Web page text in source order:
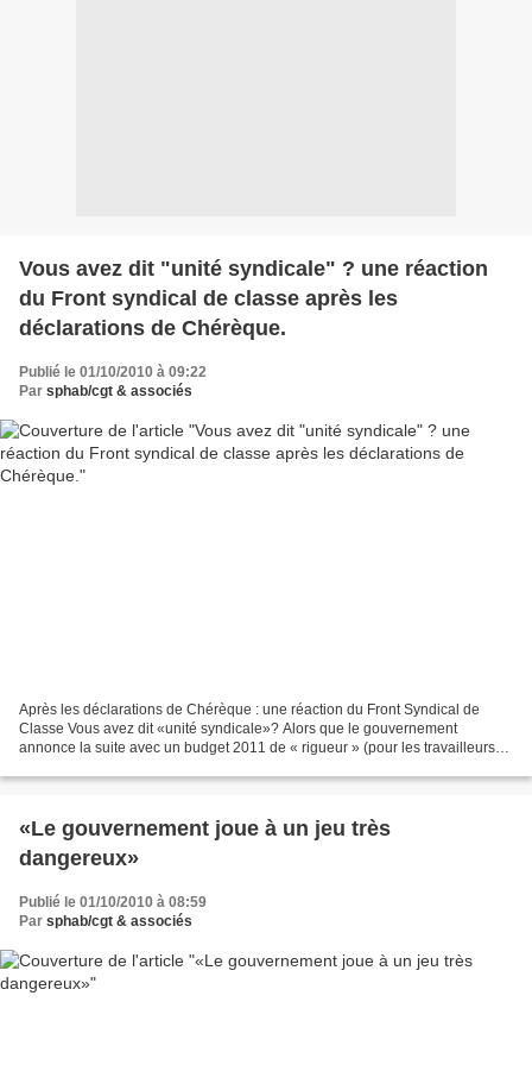
Vous avez dit "unité syndicale" ? une réaction
du Front syndical de classe après les
déclarations de Chérèque.
Publié le 01/10/2010 à 09:22
Par sphab/cgt & associés
Après les déclarations de Chérèque : une réaction du Front Syndical de
Classe Vous avez dit «unité syndicale»? Alors que le gouvernement
annonce la suite avec un budget 2011 de « rigueur » (pour les travailleurs
«Le gouvernement joue à un jeu très
dangereux»
Publié le 01/10/2010 à 08:59
Par sphab/cgt & associés